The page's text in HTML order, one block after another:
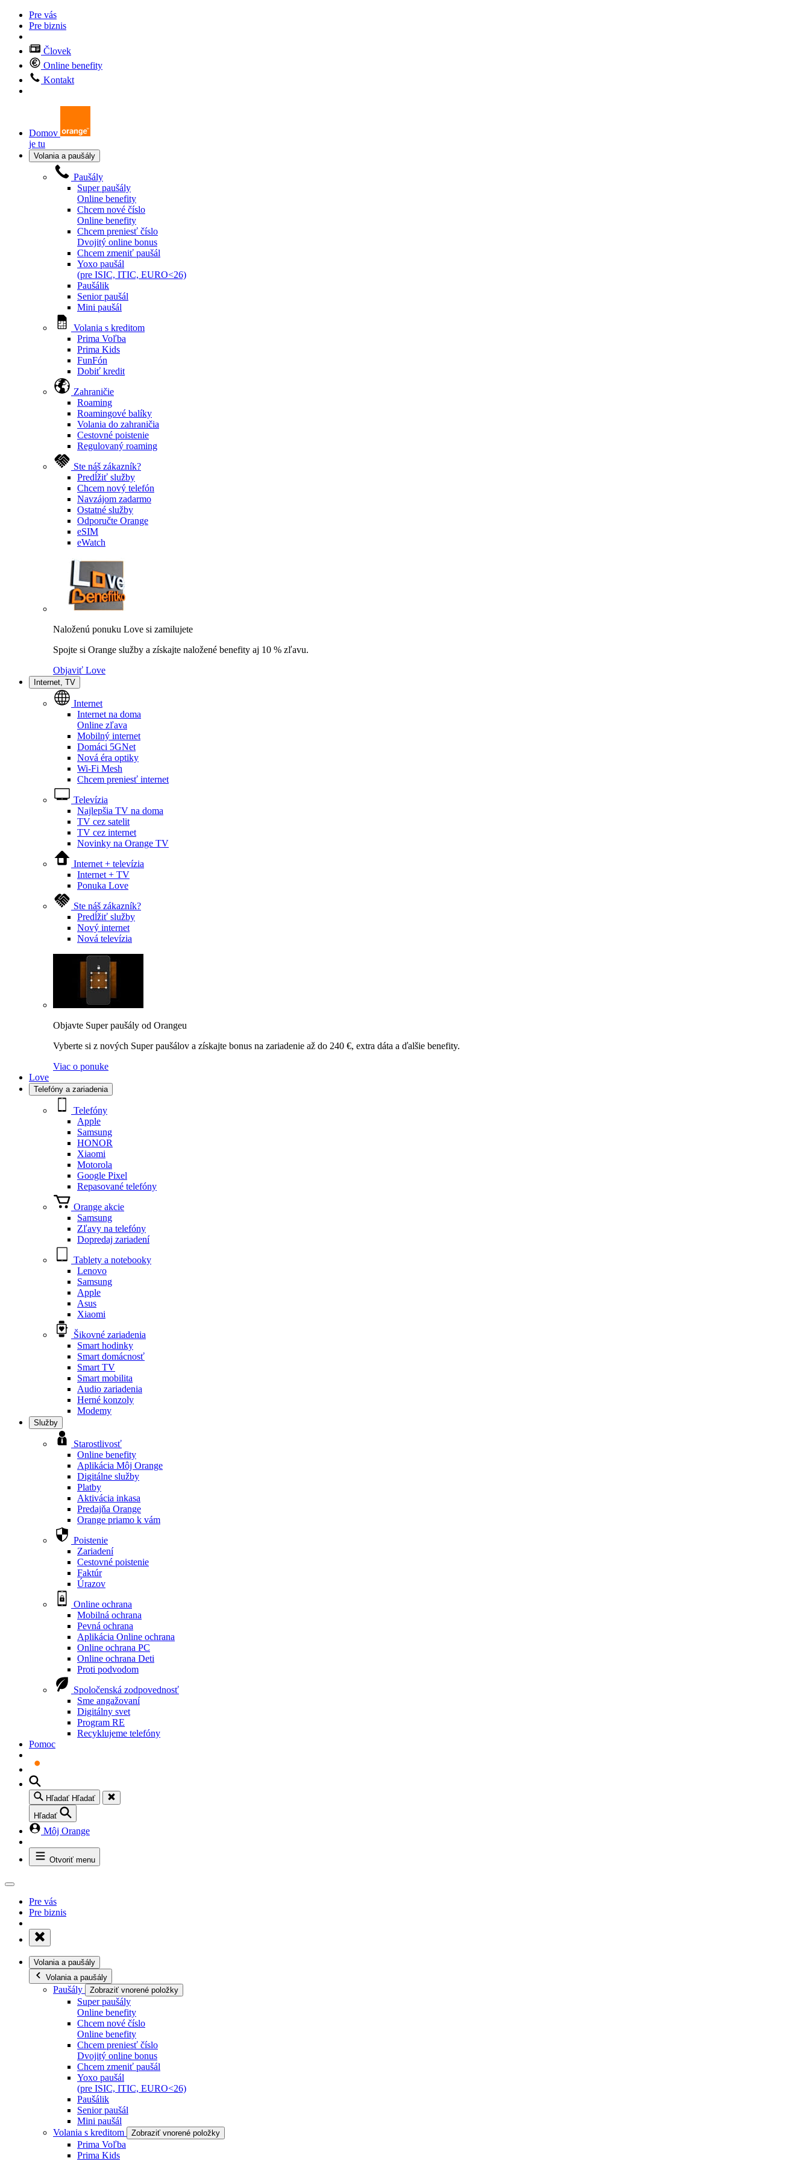
Pre vás
Pre biznis
Človek
Online benefity
Kontakt
Domov
je tu
Volania a paušály
Paušály
Super paušály
Online benefity
Chcem nové číslo
Online benefity
Chcem preniesť číslo
Dvojitý online bonus
Chcem zmeniť paušál
Yoxo paušál
(pre ISIC, ITIC, EURO<26)
Paušálik
Senior paušál
Mini paušál
Volania s kreditom
Prima Voľba
Prima Kids
FunFón
Dobiť kredit
Zahraničie
Roaming
Roamingové balíky
Volania do zahraničia
Cestovné poistenie
Regulovaný roaming
Ste náš zákazník?
Predĺžiť služby
Chcem nový telefón
Navzájom zadarmo
Ostatné služby
Odporučte Orange
eSIM
eWatch
Naloženú ponuku Love si zamilujete
Spojte si Orange služby a získajte naložené benefity aj 10 % zľavu.
Objaviť Love
Internet, TV
Internet
Internet na doma
Online zľava
Mobilný internet
Domáci 5GNet
Nová éra optiky
Wi-Fi Mesh
Chcem preniesť internet
Televízia
Najlepšia TV na doma
TV cez satelit
TV cez internet
Novinky na Orange TV
Internet + televízia
Internet + TV
Ponuka Love
Ste náš zákazník?
Predĺžiť služby
Nový internet
Nová televízia
Objavte Super paušály od Orangeu
Vyberte si z nových Super paušálov a získajte bonus na zariadenie až do 240 €, extra dáta a ďalšie benefity.
Viac o ponuke
Love
Telefóny a zariadenia
Telefóny
Apple
Samsung
HONOR
Xiaomi
Motorola
Google Pixel
Repasované telefóny
Orange akcie
Samsung
Zľavy na telefóny
Dopredaj zariadení
Tablety a notebooky
Lenovo
Samsung
Apple
Asus
Xiaomi
Šikovné zariadenia
Smart hodinky
Smart domácnosť
Smart TV
Smart mobilita
Audio zariadenia
Herné konzoly
Modemy
Služby
Starostlivosť
Online benefity
Aplikácia Môj Orange
Digitálne služby
Platby
Aktivácia inkasa
Predajňa Orange
Orange priamo k vám
Poistenie
Zariadení
Cestovné poistenie
Faktúr
Úrazov
Online ochrana
Mobilná ochrana
Pevná ochrana
Aplikácia Online ochrana
Online ochrana PC
Online ochrana Deti
Proti podvodom
Spoločenská zodpovednosť
Sme angažovaní
Digitálny svet
Program RE
Recyklujeme telefóny
Pomoc
Hľadať Hľadať
Hľadať
Môj Orange
Otvoriť menu
Pre vás
Pre biznis
Volania a paušály
Volania a paušály
Paušály Zobraziť vnorené položky
Super paušály
Online benefity
Chcem nové číslo
Online benefity
Chcem preniesť číslo
Dvojitý online bonus
Chcem zmeniť paušál
Yoxo paušál
(pre ISIC, ITIC, EURO<26)
Paušálik
Senior paušál
Mini paušál
Volania s kreditom
Zobraziť vnorené položky
Prima Voľba
Prima Kids